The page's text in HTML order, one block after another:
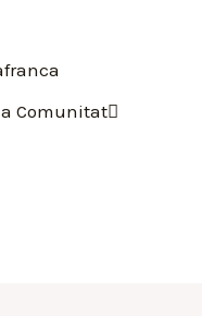
Comunitat